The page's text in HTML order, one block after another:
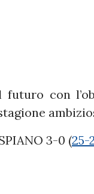
futuro con
3-0 (25-